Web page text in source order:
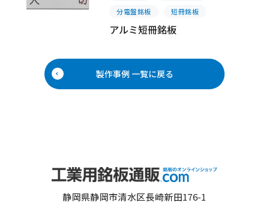
分電盤銘板
短冊銘板
アルミ短冊銘板
製作事例 一覧に戻る
静岡県静岡市清水区長崎新田176-1